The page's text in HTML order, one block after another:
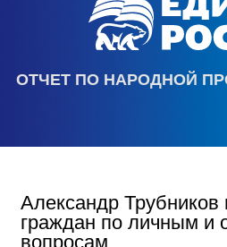
ОТЧЕТ ПО НАРОДНОЙ
Александр
граждан по личным и
вопросам